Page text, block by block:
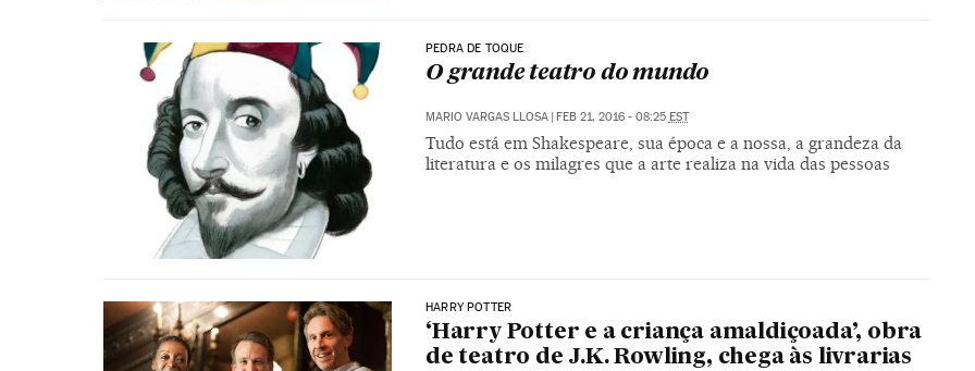
PEDRA DE TOQUE
O grande teatro do mundo
MARIO VARGAS LLOSA | FEB 21, 2016 - 08:25 EST
Tudo está em Shakespeare, sua época e a nossa, a grandeza da
literatura e os milagres que a arte realiza na vida das pessoas
HARRY POTTER
‘Harry Potter e a criança amaldiçoada’, obra
de teatro de J.K. Rowling, chega às livrarias